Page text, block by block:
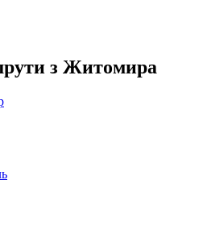
з Житомира